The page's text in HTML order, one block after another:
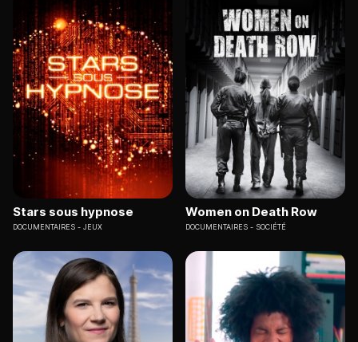
Stars sous hypnose
DOCUMENTAIRES JEUX
Women on Death Row
DOCUMENTAIRES SOCIÉTÉ